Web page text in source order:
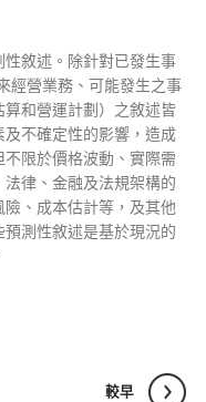
敘述。除針對已發生事
經營業務、可能發生之事
和營運計劃）之敘述皆
及不確定性的影響 ， 造成
限於價格波動、實際需
法律、金融及法規架構的
險、成本估計等 ， 及其他
測性敘述是基於現況的
較早